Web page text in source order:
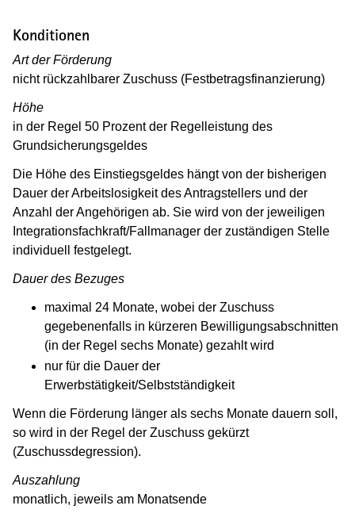
Konditionen
Art der Förderung
nicht rückzahlbarer Zuschuss (Festbetragsfinanzierung)
Höhe
in der Regel 50 Prozent der Regelleistung des
Grundsicherungsgeldes
Die Höhe des Einstiegsgeldes hängt von der bisherigen
Dauer der Arbeitslosigkeit des Antragstellers und der
Anzahl der Angehörigen ab. Sie wird von der jeweiligen
Integrationsfachkraft/Fallmanager der zuständigen Stelle
individuell festgelegt.
Dauer des Bezuges
maximal 24 Monate, wobei der Zuschuss
gegebenenfalls in kürzeren Bewilligungsabschnitten
(in der Regel sechs Monate) gezahlt wird
nur für die Dauer der
Erwerbstätigkeit/Selbstständigkeit
Wenn die Förderung länger als sechs Monate dauern soll,
so wird in der Regel der Zuschuss gekürzt
(Zuschussdegression).
Auszahlung
monatlich, jeweils am Monatsende